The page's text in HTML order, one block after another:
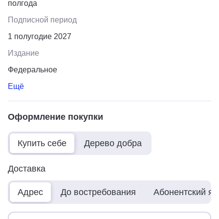
полгода
Подписной период
1 полугодие 2027
Издание
Федеральное
Ещё
Оформление покупки
Купить себе Дерево добра
Доставка
Адрес До востребования Абонентский